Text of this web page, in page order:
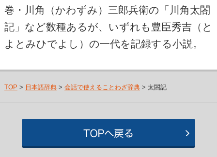
巻・川角（かわずみ）三郎兵衛の「川角太閤
記」など数種あるが、いずれも豊臣秀吉（と
よとみひでよし）の一代を記録する小説。
TOP > 日本語辞典> 会話で使えることわざ辞典> 太閤記